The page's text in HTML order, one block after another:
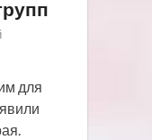
для